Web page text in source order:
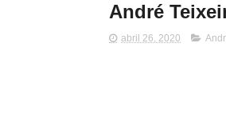
André
abril 26, 2020